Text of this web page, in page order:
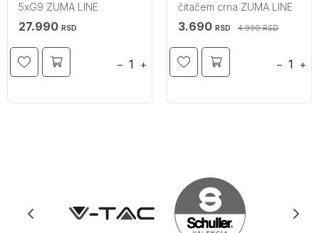
5xG9 ZUMA LINE
27.990 RSD
− +
čitačem crna ZUMA LINE
3.690 RSD 4.990RSD
− +